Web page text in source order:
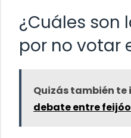
¿Cuáles son
por no votar
Quizás también te
debate entre